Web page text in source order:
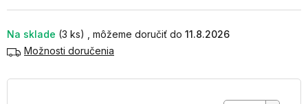
Na sklade (3 ks)
11.8.2026
Možnosti doručenia